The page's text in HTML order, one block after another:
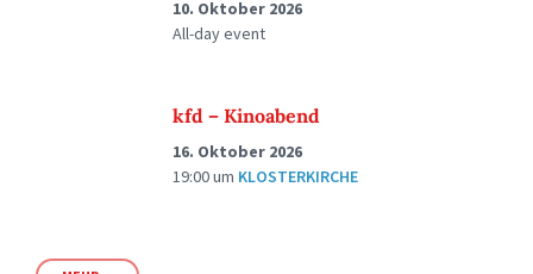
10. Oktober 2026
All-day event
kfd – Kinoabend
16. Oktober 2026
19:00um KLOSTERKIRCHE